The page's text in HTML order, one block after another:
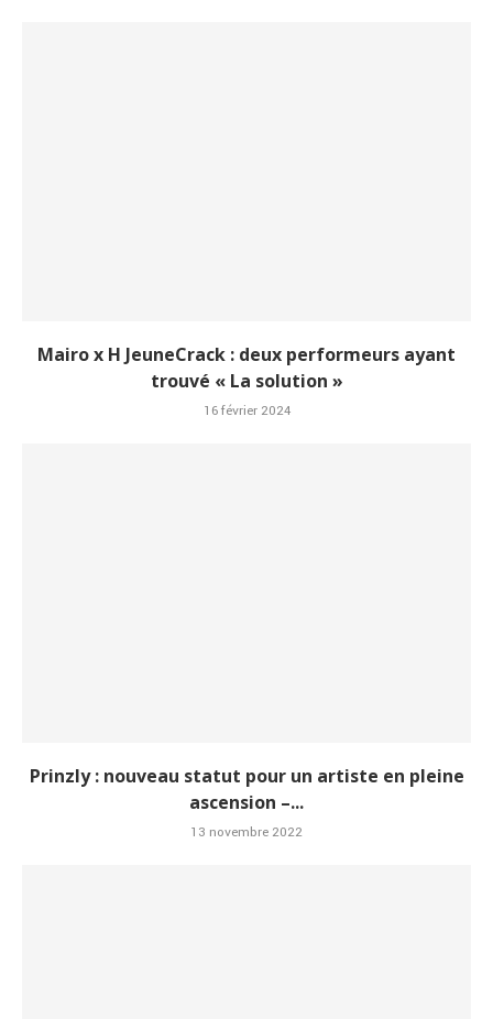
Mairo x H JeuneCrack : deux performeurs ayant
trouvé « La solution »
16 février 2024
Prinzly : nouveau statut pour un artiste en pleine
ascension –...
13 novembre 2022